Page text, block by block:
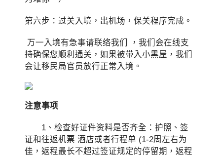
第六步：过关入境，出机场，保关程序完成。
万一入境有急事请联络我们 ，我们会在线支
持确保您顺利通关，如果被带入小黑屋，我们
会让移民局官员放行正常入境。
注意事项
1、检查好证件资料是否齐全：护照、签
证和往返机票 酒店或者行程单 (1-2周左右为
佳，返程最长不超过签证规定的停留期，返程